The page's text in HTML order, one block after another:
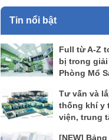
Tin nổi bật
Full từ A-Z
bị trong
Phòng Mổ
Tư vấn và
thống khí y
viện, trung
[NEW]